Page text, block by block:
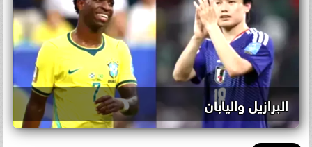
البرازيل واليابان